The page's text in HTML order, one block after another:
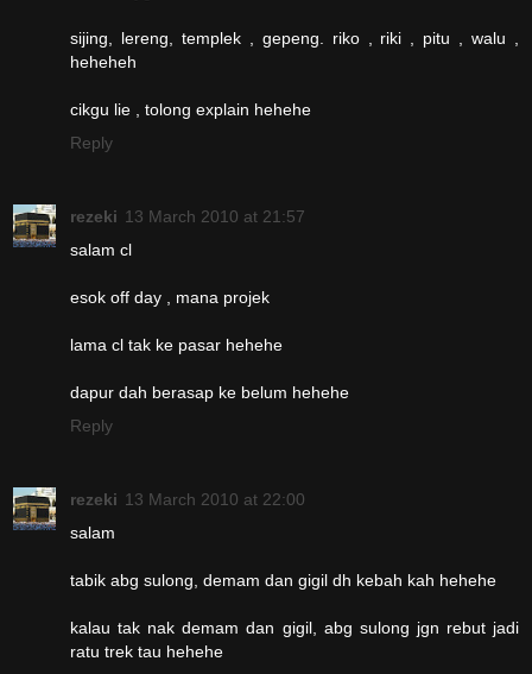
sijing, lereng, templek , gepeng. riko , riki , pitu , walu ,
heheheh
cikgu lie , tolong explain hehehe
Reply
rezeki 13 March 2010 at 21:57
salam cl
esok off day , mana projek
lama cl tak ke pasar hehehe
dapur dah berasap ke belum hehehe
Reply
rezeki 13 March 2010 at 22:00
salam
tabik abg sulong, demam dan gigil dh kebah kah hehehe
kalau tak nak demam dan gigil, abg sulong jgn rebut jadi
ratu trek tau hehehe